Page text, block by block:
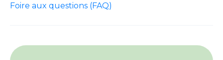
Foire aux questions (FAQ)